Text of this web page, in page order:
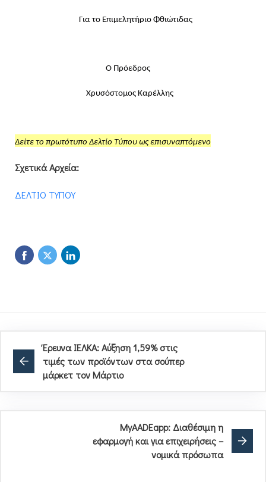
Για το Επιμελητήριο Φθιώτιδας
Ο Πρόεδρος
Χρυσόστομος Καρέλλης
Δείτε το πρωτότυπο Δελτίο Τύπου ως επισυναπτόμενο
Σχετικά Αρχεία:
ΔΕΛΤΙΟ ΤΥΠΟΥ
Έρευνα ΙΕΛΚΑ: Αύξηση 1,59% στις
τιμές των προϊόντων στα σούπερ
μάρκετ τον Μάρτιο
MyAADEapp: Διαθέσιμη η
εφαρμογή και για επιχειρήσεις –
νομικά πρόσωπα